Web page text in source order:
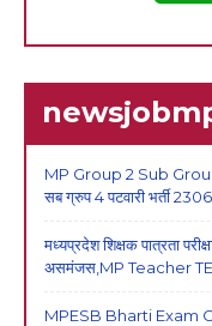
MP Group 2 Sub
सब ग्रुप 4 पटवारी भर्ती
मध्यप्रदेश शिक्षक पात्रता
असमंजस,MP Teacher
MPESB Bharti Exam